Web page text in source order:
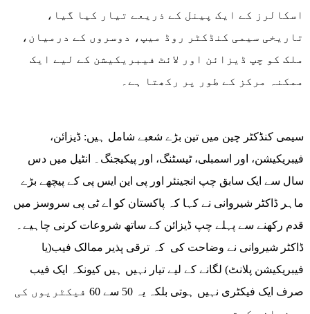
اسکالرز کے ایک پینل کے ذریعے تیار کیا گیا،
تاریخی سیمی کنڈکٹر روڈ میپ، دوسروں کے درمیان،
ملک کو چپ ڈیزائن اور لائٹ فیبریکیشن کے لیے ایک
ممکنہ مرکز کے طور پر رکھتا ہے۔
سیمی کنڈکٹر چین میں تین بڑے شعبے شامل ہیں: ڈیزائن،
فیبریکیشن، اور اسمبلی، ٹیسٹنگ، اور پیکیجنگ۔ انٹیل میں دس
سال سے ایک سابق چپ انجینئر اور پی این ایس پی کے پیچھے بڑے
ماہر ڈاکٹر شیروانی نے کہا کہ پاکستان کو اے ٹی پی سروسز میں
قدم رکھنے سے پہلے چپ ڈیزائن کے ساتھ شروعات کرنی چاہیے۔
ڈاکٹر شیروانی نے وضاحت کی کہ ترقی پذیر ممالک فیب(یا
فیبریکیشن پلانٹ) لگانے کے لیے تیار نہیں ہیں کیونکہ ایک فیب
صرف ایک فیکٹری نہیں ہوتی بلکہ یہ 50 سے 60 فیکٹریوں کی